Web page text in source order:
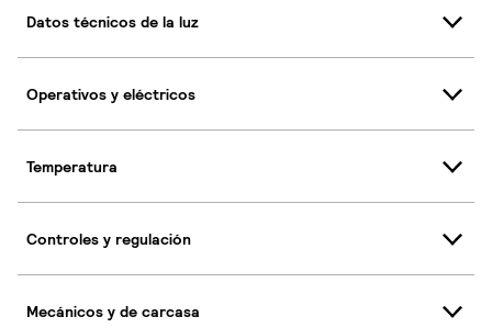
Datos técnicos de la luz
Operativos y eléctricos
Temperatura
Controles y regulación
Mecánicos y de carcasa